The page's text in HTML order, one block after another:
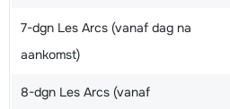
7-dgn Les Arcs (vanaf dag na
aankomst)
8-dgn Les Arcs (vanaf